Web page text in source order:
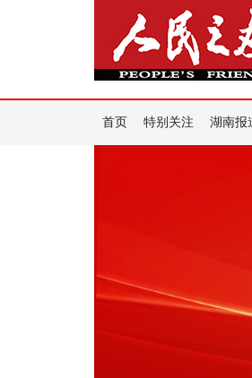
首页 特别关注 湖南报